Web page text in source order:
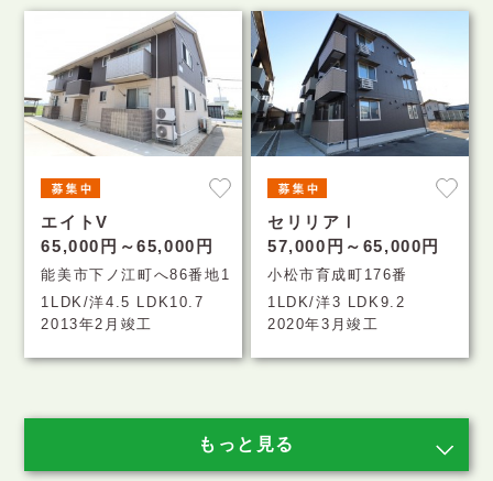
エイトV
65,000円～65,000円
能美市下ノ江町へ86番地1
1LDK/洋4.5 LDK10.7
2013年2月竣工
セリリアⅠ
57,000円～65,000円
小松市育成町176番
1LDK/洋3 LDK9.2
2020年3月竣工